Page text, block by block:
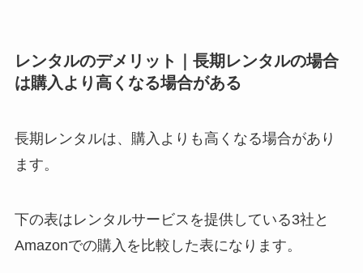
レンタルのデメリット｜長期レンタルの場合
は購入より高くなる場合がある
長期レンタルは、購入よりも高くなる場合があり
ます。
下の表はレンタルサービスを提供している3社と
Amazonでの購入を比較した表になります。